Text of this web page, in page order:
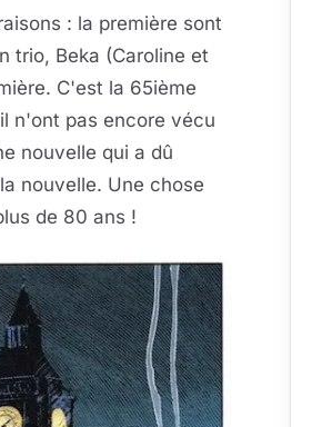
: la première sont
trio, Beka (Caroline et
C'est la 65ième
n'ont pas encore vécu
nouvelle qui a dû
nouvelle. Une chose
de 80 ans !